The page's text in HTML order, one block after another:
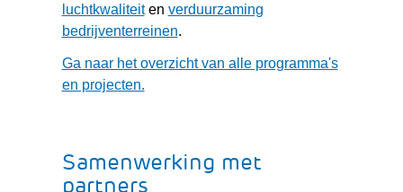
website)
luchtkwaliteiten verduurzaming
bedrijventerreinen.
Ga naar het overzicht van alle programma's
en projecten.
Samenwerking met
partners